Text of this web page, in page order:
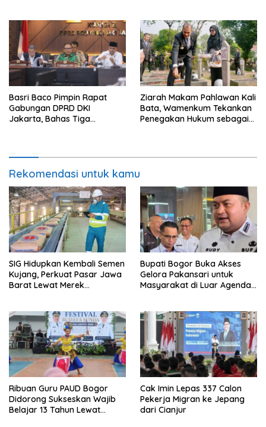
Basri Baco Pimpin Rapat
Gabungan DPRD DKI
Jakarta, Bahas Tiga
Ziarah Makam Pahlawan Kali
Bata, Wamenkum Tekankan
Penegakan Hukum sebagai
Rekomendasi untuk kamu
SIG Hidupkan Kembali Semen
Kujang, Perkuat Pasar Jawa
Barat Lewat Merek
Bupati Bogor Buka Akses
Gelora Pakansari untuk
Masyarakat di Luar Agenda
Ribuan Guru PAUD Bogor
Didorong Sukseskan Wajib
Belajar 13 Tahun Lewat
Cak Imin Lepas 337 Calon
Pekerja Migran ke Jepang
dari Cianjur